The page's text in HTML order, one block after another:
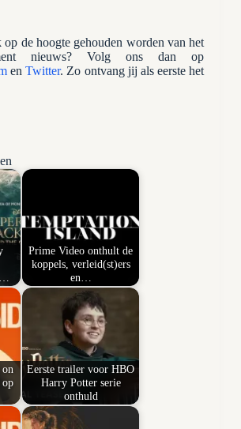
de hoogte gehouden worden van het
nieuws? Volg ons dan op
enTwitter. Zo ontvang jij als eerste het
Prime Video onthult de
koppels, verleid(st)ers
en…
op
Eerste trailer voor HBO
Harry Potter serie
onthuld